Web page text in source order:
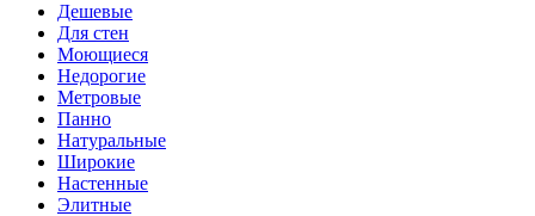
Дешевые
Для стен
Моющиеся
Недорогие
Метровые
Панно
Натуральные
Широкие
Настенные
Элитные